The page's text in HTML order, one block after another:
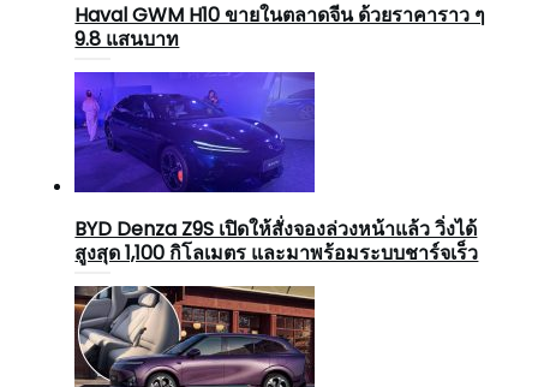
Haval GWM H10 ขายในตลาดจีน ด้วยราคาราว ๆ
9.8 แสนบาท
BYD Denza Z9S เปิดให้สั่งจองล่วงหน้าแล้ว วิ่งได้
สูงสุด 1,100 กิโลเมตร และมาพร้อมระบบชาร์จเร็ว